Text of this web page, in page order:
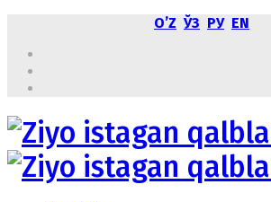
OʼZ ЎЗ РУ EN